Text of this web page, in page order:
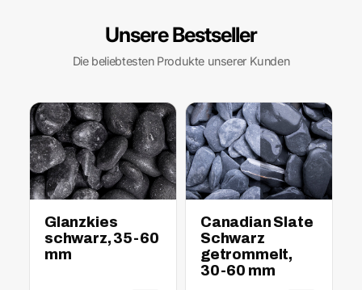
Unsere Bestseller
Die beliebtesten Produkte unserer Kunden
nass trocken
Glanzkies
schwarz, 35-60
mm
nass trocken
Canadian Slate
Schwarz
getrommelt,
30-60 mm